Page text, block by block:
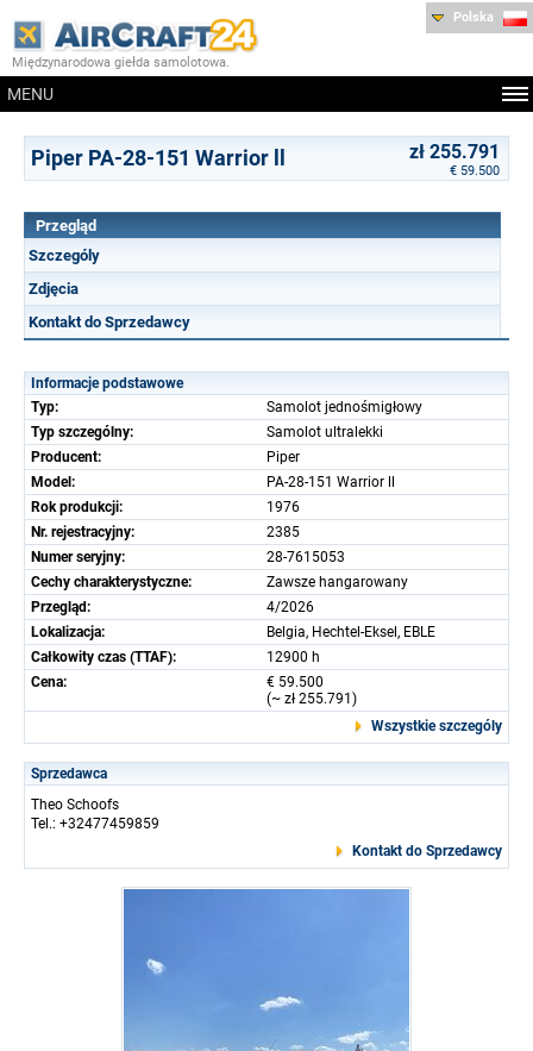
Międzynarodowa giełda samolotowa.
MENU
Polska
Piper PA-28-151 Warrior ll zł 255.791
€ 59.500
Przegląd
Szczególy
Zdjęcia
Kontakt do Sprzedawcy
Informacje podstawowe
Typ:
Samolot jednośmigłowy
Typ szczególny:
Samolot ultralekki
Producent:
Piper
Model:
PA-28-151 Warrior ll
Rok produkcji:
1976
Nr. rejestracyjny:
2385
Numer seryjny:
28-7615053
Cechy charakterystyczne:
Zawsze hangarowany
Przegląd:
4/2026
Lokalizacja:
Belgia, Hechtel-Eksel, EBLE
Całkowity czas (TTAF):
12900 h
Cena:
€ 59.500
(~ zł 255.791)
Wszystkie szczególy
Sprzedawca
Theo Schoofs
Tel.: +32477459859
Kontakt do Sprzedawcy